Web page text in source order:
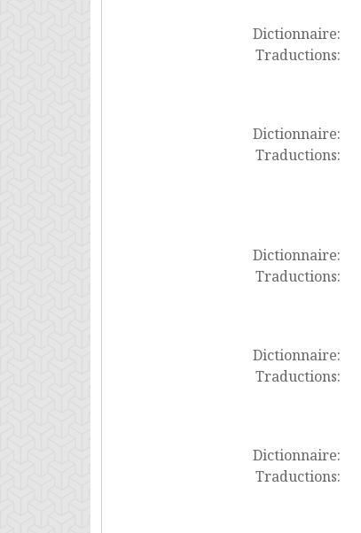
Dictionnaire:
Traductions:
Dictionnaire:
Traductions:
Dictionnaire:
Traductions:
Dictionnaire:
Traductions:
Dictionnaire:
Traductions: